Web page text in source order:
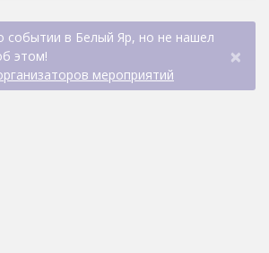
событии в Белый Яр, но не нашел
этом!
мероприятий
×